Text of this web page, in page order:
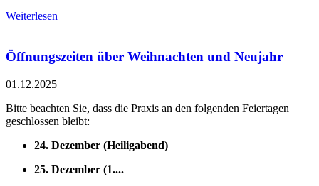
Weiterlesen
Öffnungszeiten über Weihnachten und Neujahr
01.12.2025
Bitte beachten Sie, dass die Praxis an den folgenden Feiertagen
geschlossen bleibt:
24. Dezember (Heiligabend)
25. Dezember (1....